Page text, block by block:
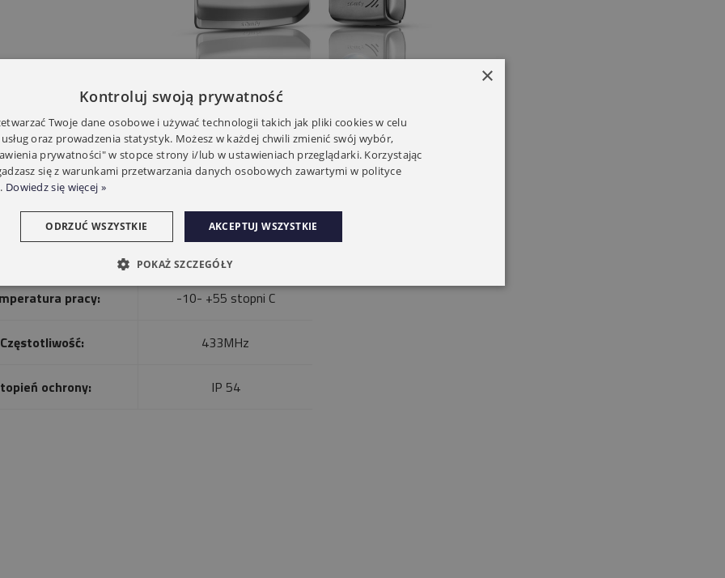
TECHNICZNE
100-240 V
pracy: -10- +55 stopni C
Częstotliwość: 433MHz
ochrony: IP 54
×
Kontroluj swoją prywatność
Twoje dane osobowe i używać technologii takich jak pliki cookies w celu
oraz prowadzenia statystyk. Możesz w każdej chwili zmienić swój wybór,
prywatności" w stopce strony i/lub w ustawieniach przeglądarki. Korzystając
się z warunkami przetwarzania danych osobowych zawartymi w polityce
Dowiedz się więcej »
AKCEPTUJ WSZYSTKIE
ODRZUĆ WSZYSTKIE
POKAŻ SZCZEGÓŁY